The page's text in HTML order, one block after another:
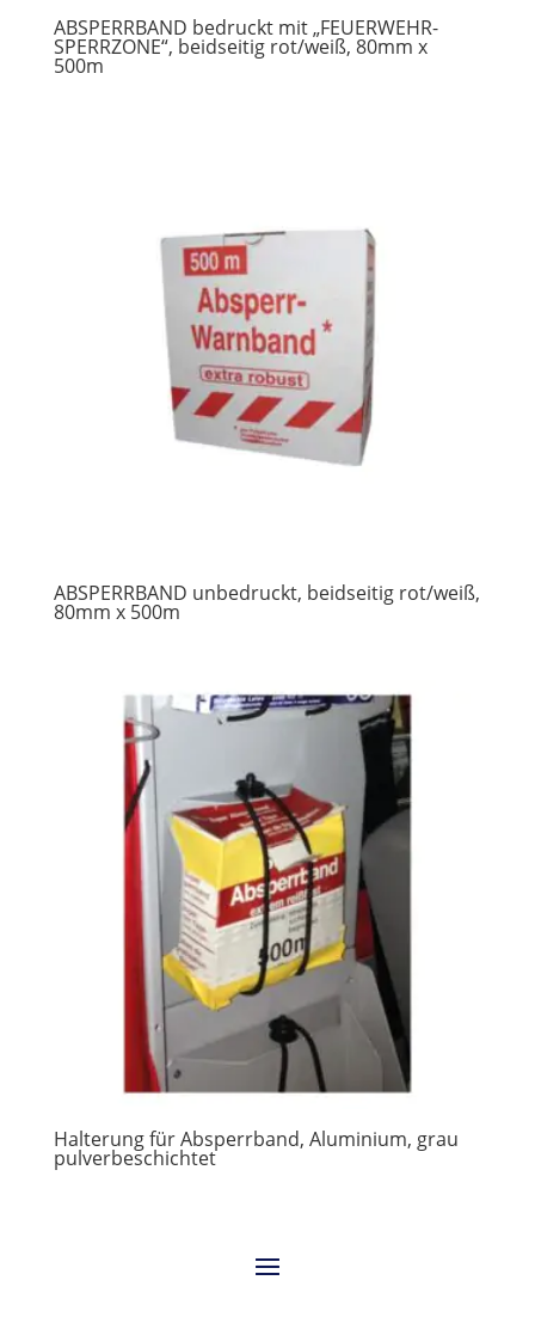
ABSPERRBAND bedruckt mit „FEUERWEHR-
SPERRZONE“, beidseitig rot/weiß, 80mm x
500m
ABSPERRBAND unbedruckt, beidseitig rot/weiß,
80mm x 500m
Halterung für Absperrband, Aluminium, grau
pulverbeschichtet